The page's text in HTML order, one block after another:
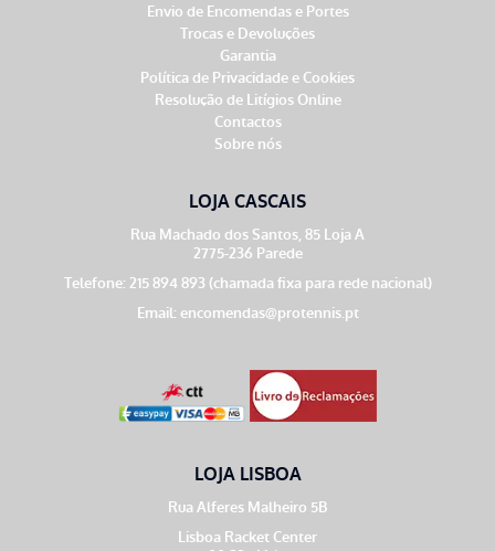
Envio de Encomendas e Portes
Trocas e Devoluções
Garantia
Política de Privacidade e Cookies
Resolução de Litígios Online
Contactos
Sobre nós
LOJA CASCAIS
Rua Machado dos Santos, 85 Loja A
2775-236 Parede
Telefone: 215 894 893 (chamada fixa para rede nacional)
Email: encomendas@protennis.pt
LOJA LISBOA
Rua Alferes Malheiro 5B
Lisboa Racket Center